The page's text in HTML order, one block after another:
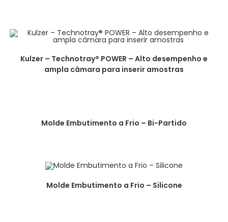
Kulzer – Technotray® POWER – Alto desempenho e
ampla câmara para inserir amostras
Molde Embutimento a Frio – Bi-Partido
Molde Embutimento a Frio – Silicone